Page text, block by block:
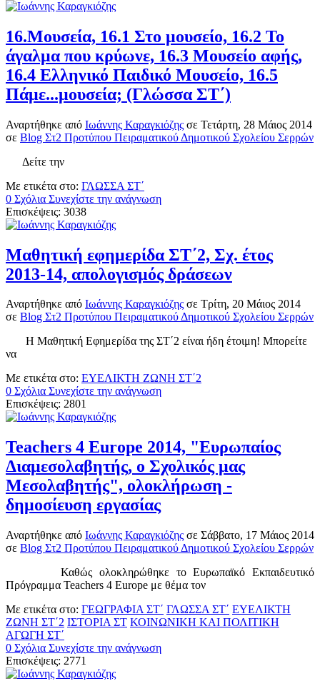
16.Μουσεία, 16.1 Στο μουσείο, 16.2 Το
άγαλμα που κρύωνε, 16.3 Μουσείο αφής,
16.4 Ελληνικό Παιδικό Μουσείο, 16.5
Πάμε...μουσεία; (Γλώσσα ΣΤ΄)
Αναρτήθηκε από Ιωάννης Καραγκιόζης σε Τετάρτη, 28 Μάιος 2014
σε Blog Στ2 Προτύπου Πειραματικού Δημοτικού Σχολείου Σερρών
Δείτε την
Με ετικέτα στο: ΓΛΩΣΣΑ ΣΤ΄
0 Σχόλια Συνεχίστε την ανάγνωση
Επισκέψεις: 3038
Μαθητική εφημερίδα ΣΤ΄2, Σχ. έτος
2013-14, απολογισμός δράσεων
Αναρτήθηκε από Ιωάννης Καραγκιόζης σε Τρίτη, 20 Μάιος 2014
σε Blog Στ2 Προτύπου Πειραματικού Δημοτικού Σχολείου Σερρών
Η Μαθητική Εφημερίδα της ΣΤ΄2 είναι ήδη έτοιμη! Μπορείτε
να
Με ετικέτα στο: ΕΥΕΛΙΚΤΗ ΖΩΝΗ ΣΤ΄2
0 Σχόλια Συνεχίστε την ανάγνωση
Επισκέψεις: 2801
Teachers 4 Europe 2014, "Ευρωπαίος
Διαμεσολαβητής, ο Σχολικός μας
Μεσολαβητής", ολοκλήρωση -
δημοσίευση εργασίας
Αναρτήθηκε από Ιωάννης Καραγκιόζης σε Σάββατο, 17 Μάιος 2014
σε Blog Στ2 Προτύπου Πειραματικού Δημοτικού Σχολείου Σερρών
Καθώς ολοκληρώθηκε το Ευρωπαϊκό Εκπαιδευτικό
Πρόγραμμα Teachers 4 Europe με θέμα τον
Με ετικέτα στο: ΓΕΩΓΡΑΦΙΑ ΣΤ΄ ΓΛΩΣΣΑ ΣΤ΄ ΕΥΕΛΙΚΤΗ
ΖΩΝΗ ΣΤ΄2 ΙΣΤΟΡΙΑ ΣΤ ΚΟΙΝΩΝΙΚΗ ΚΑΙ ΠΟΛΙΤΙΚΗ
ΑΓΩΓΗ ΣΤ΄
0 Σχόλια Συνεχίστε την ανάγνωση
Επισκέψεις: 2771